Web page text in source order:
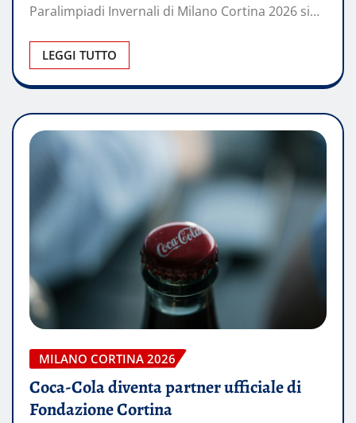
Paralimpiadi Invernali di Milano Cortina 2026 si…
LEGGI TUTTO
MILANO CORTINA 2026
Coca-Cola diventa partner ufficiale di
Fondazione Cortina